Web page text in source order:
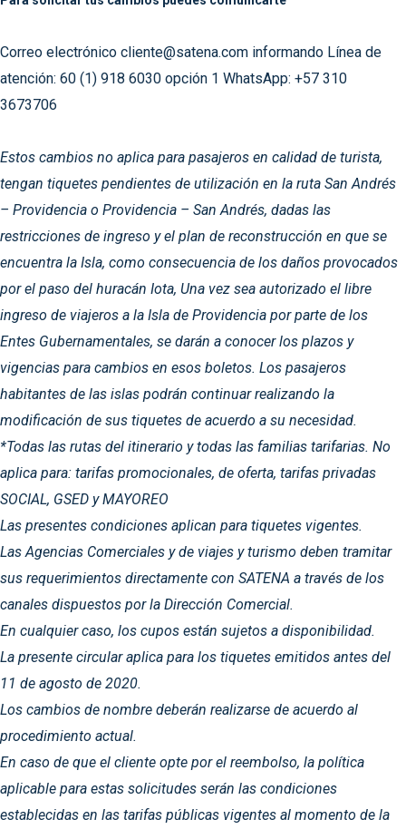
Correo electrónico cliente@satena.com informando Línea de
atención: 60 (1) 918 6030 opción 1 WhatsApp: +57 310
3673706
Estos cambios no aplica para pasajeros en calidad de turista,
tengan tiquetes pendientes de utilización en la ruta San Andrés
– Providencia o Providencia – San Andrés, dadas las
restricciones de ingreso y el plan de reconstrucción en que se
encuentra la Isla, como consecuencia de los daños provocados
por el paso del huracán Iota, Una vez sea autorizado el libre
ingreso de viajeros a la Isla de Providencia por parte de los
Entes Gubernamentales, se darán a conocer los plazos y
vigencias para cambios en esos boletos. Los pasajeros
habitantes de las islas podrán continuar realizando la
modificación de sus tiquetes de acuerdo a su necesidad.
*Todas las rutas del itinerario y todas las familias tarifarias. No
aplica para: tarifas promocionales, de oferta, tarifas privadas
SOCIAL, GSED y MAYOREO
Las presentes condiciones aplican para tiquetes vigentes.
Las Agencias Comerciales y de viajes y turismo deben tramitar
sus requerimientos directamente con SATENA a través de los
canales dispuestos por la Dirección Comercial.
En cualquier caso, los cupos están sujetos a disponibilidad.
La presente circular aplica para los tiquetes emitidos antes del
11 de agosto de 2020.
Los cambios de nombre deberán realizarse de acuerdo al
procedimiento actual.
En caso de que el cliente opte por el reembolso, la política
aplicable para estas solicitudes serán las condiciones
establecidas en las tarifas públicas vigentes al momento de la